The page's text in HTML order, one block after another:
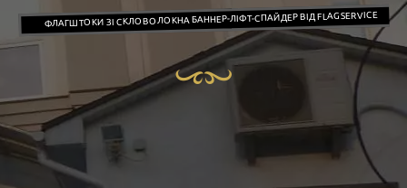
ФЛАГШТОКИ ЗІ СКЛОВОЛОКНА БАННЕР-ЛІФТ-СПАЙДЕР ВІД FLAGSERVICE